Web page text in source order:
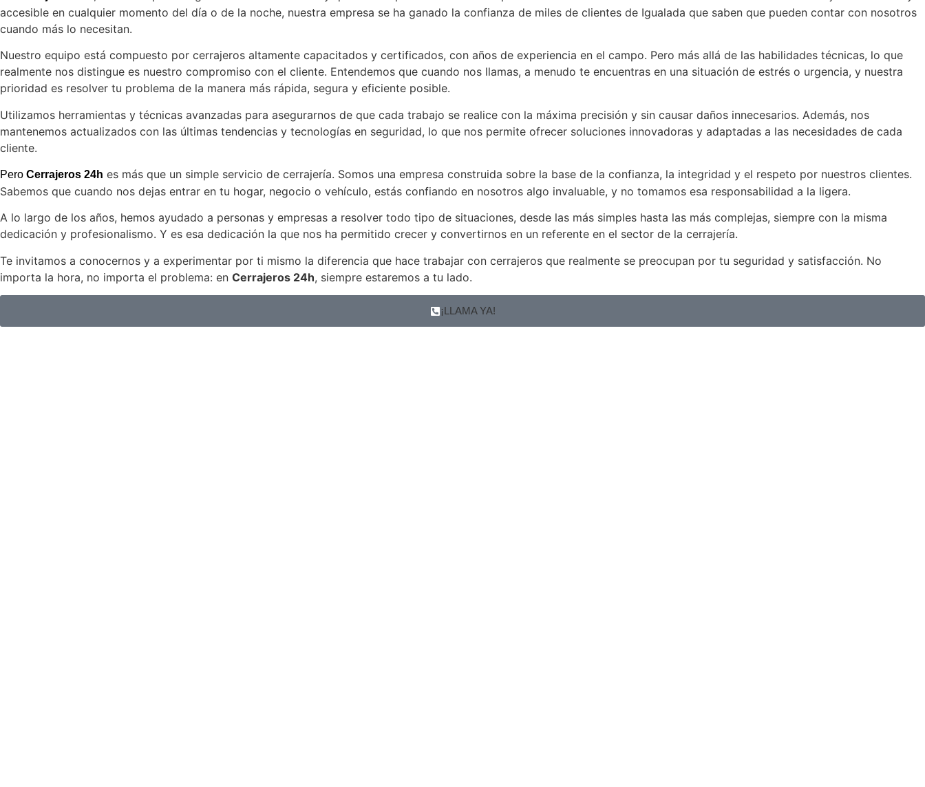
accesible en cualquier momento del día o de la noche, nuestra empresa se ha ganado la confianza de miles de clientes de Igualada que saben que pueden contar con nosotros
cuando más lo necesitan.
Nuestro equipo está compuesto por cerrajeros altamente capacitados y certificados, con años de experiencia en el campo. Pero más allá de las habilidades técnicas, lo que
realmente nos distingue es nuestro compromiso con el cliente. Entendemos que cuando nos llamas, a menudo te encuentras en una situación de estrés o urgencia, y nuestra
prioridad es resolver tu problema de la manera más rápida, segura y eficiente posible.
Utilizamos herramientas y técnicas avanzadas para asegurarnos de que cada trabajo se realice con la máxima precisión y sin causar daños innecesarios. Además, nos
mantenemos actualizados con las últimas tendencias y tecnologías en seguridad, lo que nos permite ofrecer soluciones innovadoras y adaptadas a las necesidades de cada
cliente.
Pero Cerrajeros 24h es más que un simple servicio de cerrajería. Somos una empresa construida sobre la base de la confianza, la integridad y el respeto por nuestros clientes.
Sabemos que cuando nos dejas entrar en tu hogar, negocio o vehículo, estás confiando en nosotros algo invaluable, y no tomamos esa responsabilidad a la ligera.
A lo largo de los años, hemos ayudado a personas y empresas a resolver todo tipo de situaciones, desde las más simples hasta las más complejas, siempre con la misma
dedicación y profesionalismo. Y es esa dedicación la que nos ha permitido crecer y convertirnos en un referente en el sector de la cerrajería.
Te invitamos a conocernos y a experimentar por ti mismo la diferencia que hace trabajar con cerrajeros que realmente se preocupan por tu seguridad y satisfacción. No
importa la hora, no importa el problema: en Cerrajeros 24h, siempre estaremos a tu lado.
¡LLAMA YA!